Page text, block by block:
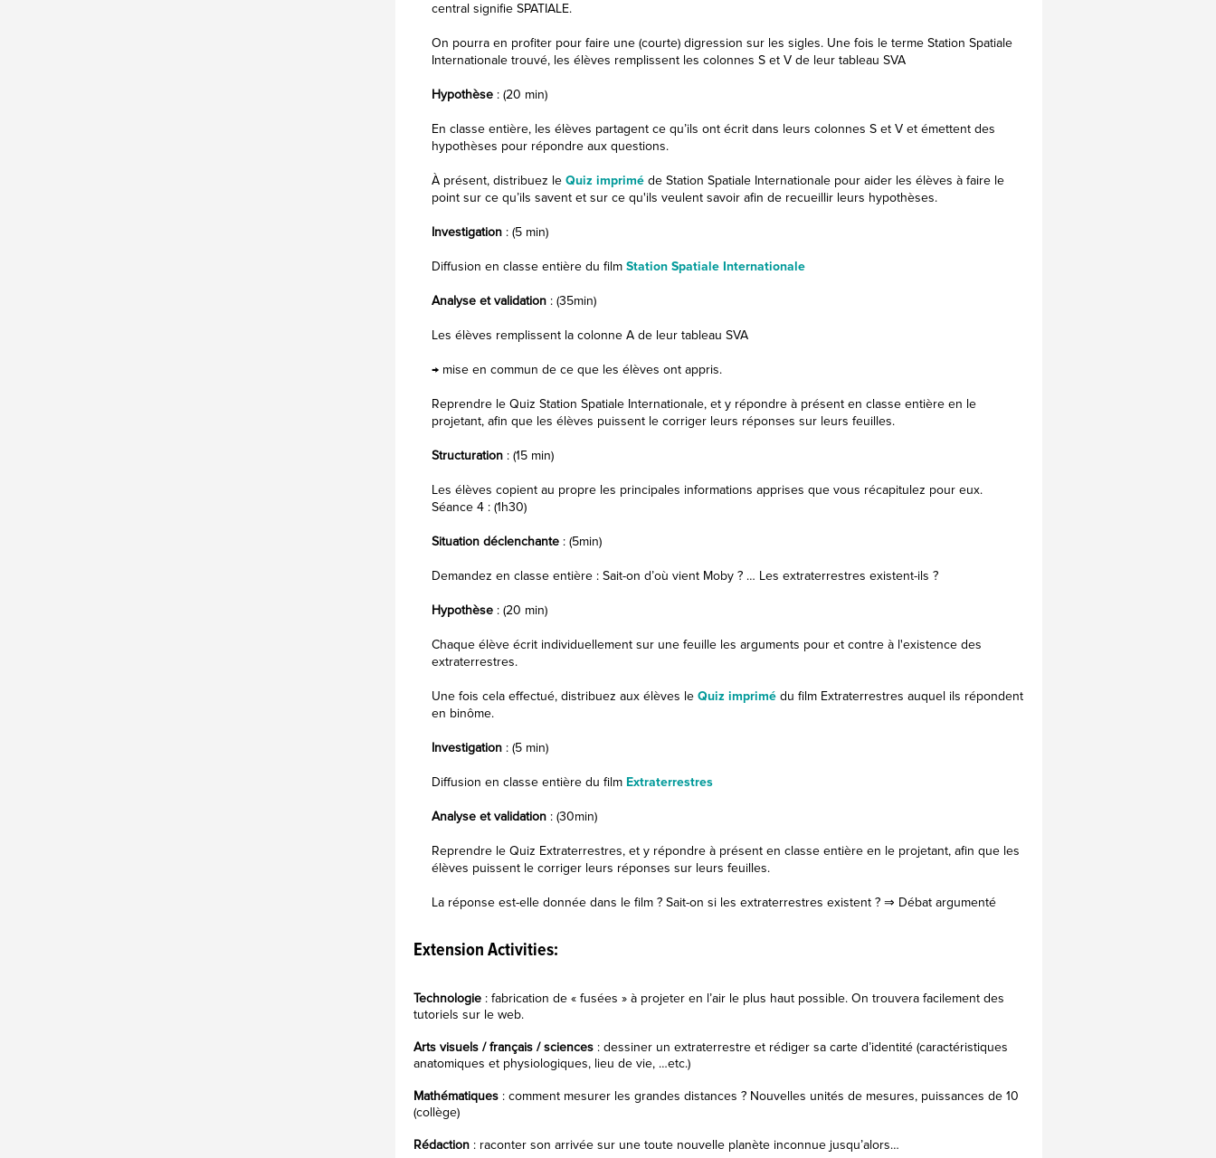
central signifie SPATIALE.
On pourra en profiter pour faire une (courte) digression sur les sigles. Une fois le terme Station Spatiale
Internationale trouvé, les élèves remplissent les colonnes S et V de leur tableau SVA
Hypothèse : (20 min)
En classe entière, les élèves partagent ce qu’ils ont écrit dans leurs colonnes S et V et émettent des
hypothèses pour répondre aux questions.
À présent, distribuez le Quiz imprimé de Station Spatiale Internationale pour aider les élèves à faire le
point sur ce qu’ils savent et sur ce qu'ils veulent savoir afin de recueillir leurs hypothèses.
Investigation : (5 min)
Diffusion en classe entière du film Station Spatiale Internationale
Analyse et validation : (35min)
Les élèves remplissent la colonne A de leur tableau SVA
→ mise en commun de ce que les élèves ont appris.
Reprendre le Quiz Station Spatiale Internationale, et y répondre à présent en classe entière en le
projetant, afin que les élèves puissent le corriger leurs réponses sur leurs feuilles.
Structuration : (15 min)
Les élèves copient au propre les principales informations apprises que vous récapitulez pour eux.
Séance 4 : (1h30)
Situation déclenchante : (5min)
Demandez en classe entière : Sait-on d’où vient Moby ? … Les extraterrestres existent-ils ?
Hypothèse : (20 min)
Chaque élève écrit individuellement sur une feuille les arguments pour et contre à l'existence des
extraterrestres.
Une fois cela effectué, distribuez aux élèves le Quiz imprimé du film Extraterrestres auquel ils répondent
en binôme.
Investigation : (5 min)
Diffusion en classe entière du film Extraterrestres
Analyse et validation : (30min)
Reprendre le Quiz Extraterrestres, et y répondre à présent en classe entière en le projetant, afin que les
élèves puissent le corriger leurs réponses sur leurs feuilles.
La réponse est-elle donnée dans le film ? Sait-on si les extraterrestres existent ? ⇒ Débat argumenté
Extension Activities:
Technologie : fabrication de « fusées » à projeter en l’air le plus haut possible. On trouvera facilement des
tutoriels sur le web.
Arts visuels / français / sciences : dessiner un extraterrestre et rédiger sa carte d’identité (caractéristiques
anatomiques et physiologiques, lieu de vie, …etc.)
Mathématiques : comment mesurer les grandes distances ? Nouvelles unités de mesures, puissances de 10
(collège)
Rédaction : raconter son arrivée sur une toute nouvelle planète inconnue jusqu’alors…